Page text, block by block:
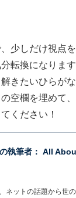
少しだけ視点
転換になりま
きたいひらが
空欄を埋めて
ください！
執筆者： All
ネットの話題から世